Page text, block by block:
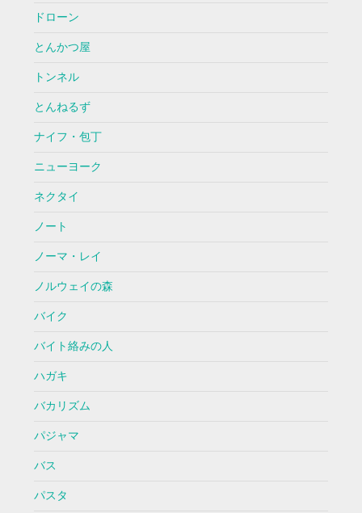
ドローン
とんかつ屋
トンネル
とんねるず
ナイフ・包丁
ニューヨーク
ネクタイ
ノート
ノーマ・レイ
ノルウェイの森
バイク
バイト絡みの人
ハガキ
バカリズム
パジャマ
バス
パスタ